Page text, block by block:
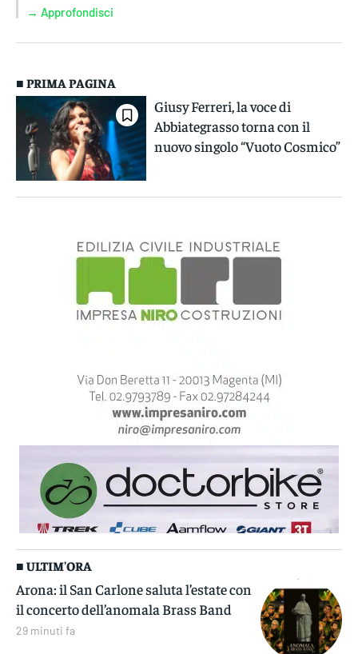
→ Approfondisci
■ PRIMA PAGINA
Giusy Ferreri, la voce di
Abbiategrasso torna con il
nuovo singolo “Vuoto Cosmico”
■ ULTIM'ORA
Arona: il San Carlone saluta l’estate con
il concerto dell’anomala Brass Band
29 minuti fa